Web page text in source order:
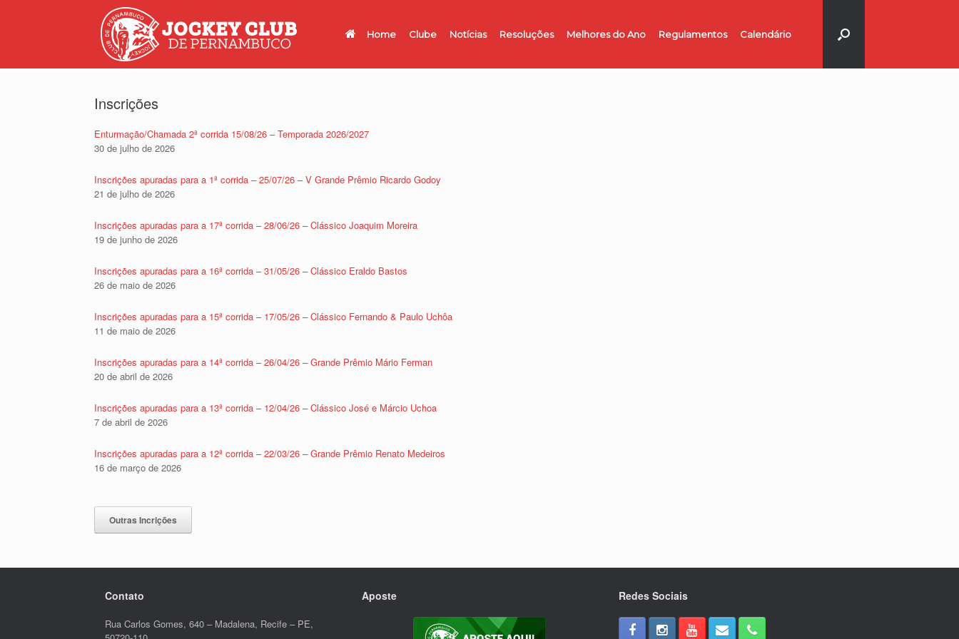
Home Clube Notícias Resoluções Melhores do Ano Regulamentos Calendário
Inscrições
Enturmação/Chamada 2ª corrida 15/08/26 – Temporada 2026/2027
30 de julho de 2026
Inscrições apuradas para a 1ª corrida – 25/07/26 – V Grande Prêmio Ricardo Godoy
21 de julho de 2026
Inscrições apuradas para a 17ª corrida – 28/06/26 – Clássico Joaquim Moreira
19 de junho de 2026
Inscrições apuradas para a 16ª corrida – 31/05/26 – Clássico Eraldo Bastos
26 de maio de 2026
Inscrições apuradas para a 15ª corrida – 17/05/26 – Clássico Fernando & Paulo Uchôa
11 de maio de 2026
Inscrições apuradas para a 14ª corrida – 26/04/26 – Grande Prêmio Mário Ferman
20 de abril de 2026
Inscrições apuradas para a 13ª corrida – 12/04/26 – Clássico José e Márcio Uchoa
7 de abril de 2026
Inscrições apuradas para a 12ª corrida – 22/03/26 – Grande Prêmio Renato Medeiros
16 de março de 2026
Contato
Rua Carlos Gomes, 640 – Madalena, Recife – PE,
Aposte Redes Sociais